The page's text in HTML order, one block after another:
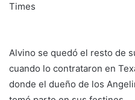
Times
Alvino se quedó el resto de
cuando lo contrataron en
donde el dueño de los